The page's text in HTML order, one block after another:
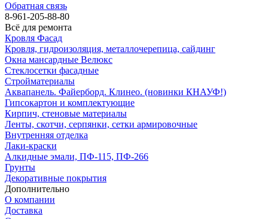
Обратная связь
8-961-205-88-80
Всё для ремонта
Кровля Фасад
Кровля, гидроизоляция, металлочерепица, сайдинг
Окна мансардные Велюкс
Стеклосетки фасадные
Стройматериалы
Аквапанель. Файерборд. Клинео. (новинки КНАУФ!)
Гипсокартон и комплектующие
Кирпич, стеновые материалы
Ленты, скотчи, серпянки, сетки армировочные
Внутренняя отделка
Лаки-краски
Алкидные эмали, ПФ-115, ПФ-266
Грунты
Декоративные покрытия
Дополнительно
О компании
Доставка